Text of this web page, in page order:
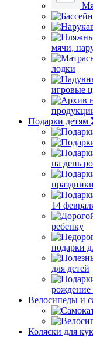
мячи,
лодки
игровые
Подарки детям
на день
14
ребенку
подарки
для детей
рождение
Велосипеды и
Коляски для